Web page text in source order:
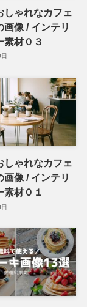
しゃれなカフェ
画像 / インテリ
素材０３
しゃれなカフェ
画像 / インテリ
素材０１